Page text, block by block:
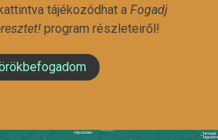
tájékozódhat a Fogadj
program részleteiről!